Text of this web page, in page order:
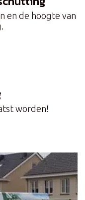
en de hoogte van
worden!